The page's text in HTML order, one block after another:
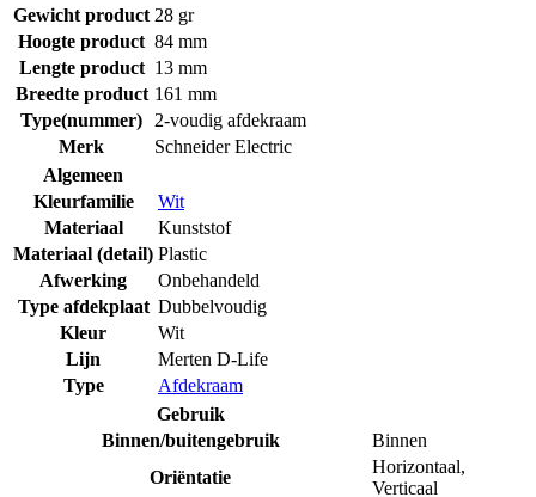
Gewicht product 28 gr
Hoogte product 84 mm
Lengte product 13 mm
Breedte product 161 mm
Type(nummer)
2-voudig afdekraam
Merk
Schneider Electric
Algemeen
Kleurfamilie
Wit
Materiaal
Kunststof
Materiaal (detail) Plastic
Afwerking
Onbehandeld
Type afdekplaat Dubbelvoudig
Kleur
Wit
Lijn
Merten D-Life
Type
Afdekraam
Gebruik
Binnen/buitengebruik
Binnen
Oriëntatie
Horizontaal,
Verticaal